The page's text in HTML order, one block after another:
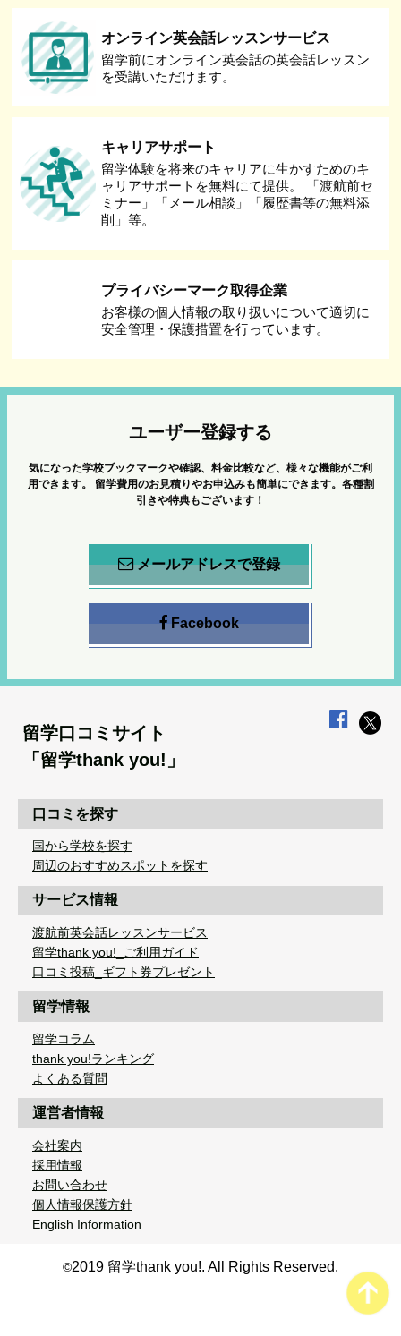
オンライン英会話レッスンサービス
留学前にオンライン英会話の英会話レッスン
を受講いただけます。
キャリアサポート
留学体験を将来のキャリアに生かすためのキ
ャリアサポートを無料にて提供。 「渡航前セ
ミナー」「メール相談」「履歴書等の無料添
削」等。
プライバシーマーク取得企業
お客様の個人情報の取り扱いについて適切に
安全管理・保護措置を行っています。
ユーザー登録する
気になった学校ブックマークや確認、料金比較など、様々な機能がご利
用できます。
留学費用のお見積りやお申込みも簡単にできます。各種割
引きや特典もございます！
メールアドレスで登録
Facebook
留学口コミサイト
「留学thank you!」
口コミを探す
国から学校を探す
周辺のおすすめスポットを探す
サービス情報
渡航前英会話レッスンサービス
留学thank you!_ご利用ガイド
口コミ投稿_ギフト券プレゼント
留学情報
留学コラム
thank you!ランキング
よくある質問
運営者情報
会社案内
採用情報
お問い合わせ
個人情報保護方針
English Information
©2019 留学thank you!. All Rights Reserved.